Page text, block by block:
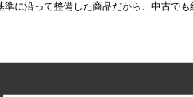
準に沿って整備した商品だから、中古で